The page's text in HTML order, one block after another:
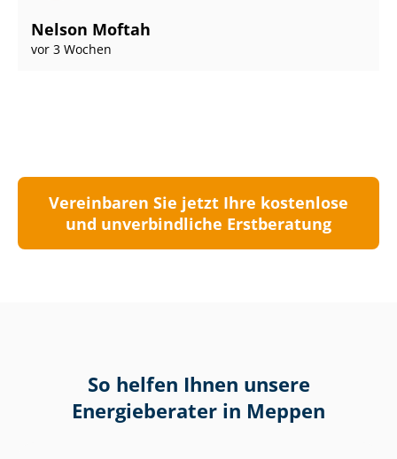
Nelson Moftah
vor 3 Wochen
Vereinbaren Sie jetzt Ihre kostenlose
und unverbindliche Erstberatung
So helfen Ihnen unsere
Energieberater in Meppen